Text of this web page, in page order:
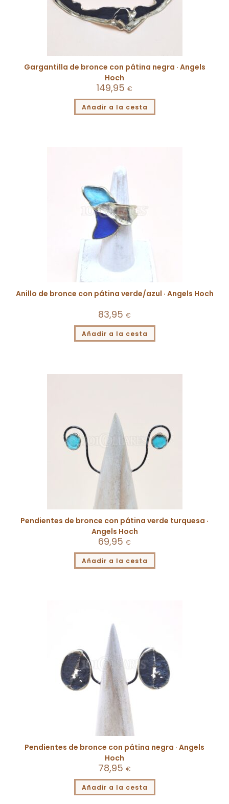
Gargantilla de bronce con pátina negra · Angels
Hoch
149,95 €
Añadir a la cesta
Anillo de bronce con pátina verde/azul · Angels Hoch
83,95 €
Añadir a la cesta
Pendientes de bronce con pátina verde turquesa ·
Angels Hoch
69,95 €
Añadir a la cesta
Pendientes de bronce con pátina negra · Angels
Hoch
78,95 €
Añadir a la cesta